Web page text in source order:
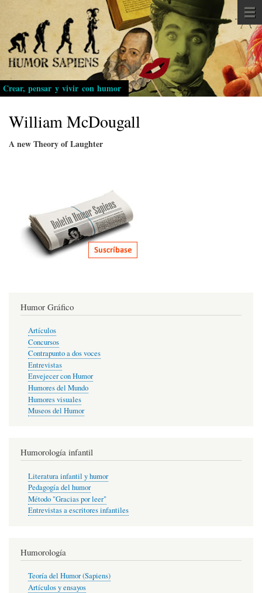
Pasar
al
contenido
principal
Crear, pensar y vivir con humor
William McDougall
A new Theory of Laughter
Humor Gráfico
Artículos
Concursos
Contrapunto a dos voces
Entrevistas
Envejecer con Humor
Humores del Mundo
Humores visuales
Museos del Humor
Humorología infantil
Literatura infantil y humor
Pedagogía del humor
Método "Gracias por leer"
Entrevistas a escritores infantiles
Humorología
Teoría del Humor (Sapiens)
Artículos y ensayos